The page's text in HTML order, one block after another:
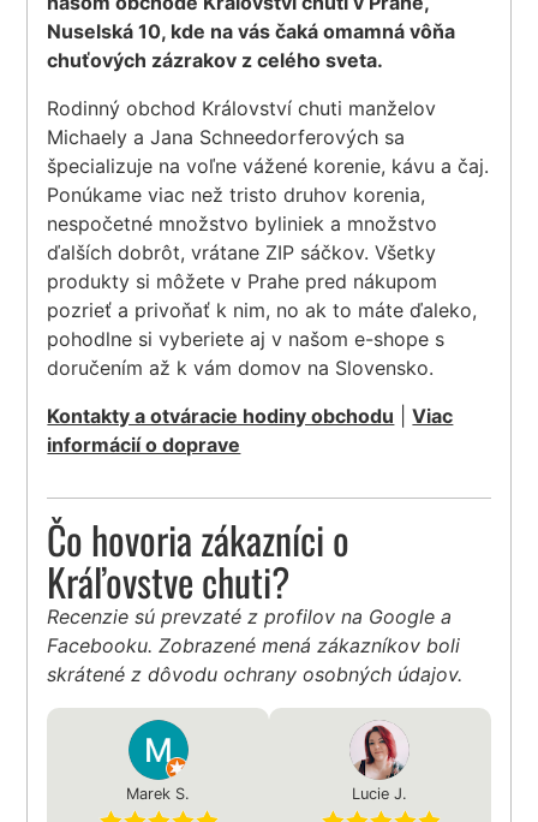
Nuselská 10, kde na vás čaká omamná vôňa
chuťových zázrakov z celého sveta.
Rodinný obchod Království chuti manželov
Michaely a Jana Schneedorferových sa
špecializuje na voľne vážené korenie, kávu a čaj.
Ponúkame viac než tristo druhov korenia,
nespočetné množstvo byliniek a množstvo
ďalších dobrôt, vrátane ZIP sáčkov. Všetky
produkty si môžete v Prahe pred nákupom
pozrieť a privoňať k nim, no ak to máte ďaleko,
pohodlne si vyberiete aj v našom e-shope s
doručením až k vám domov na Slovensko.
Kontakty a otváracie hodiny obchodu |Viac
informácií o doprave
Čo hovoria zákazníci o
Kráľovstve chuti?
Recenzie sú prevzaté z profilov na Google a
Facebooku. Zobrazené mená zákazníkov boli
skrátené z dôvodu ochrany osobných údajov.
Marek S. Lucie J.